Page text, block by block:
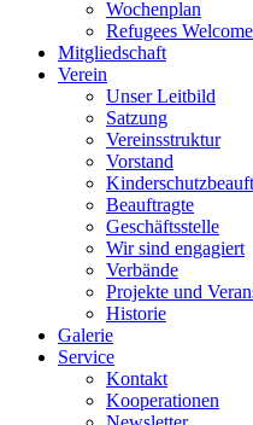
Wochenplan
Refugees
Mitgliedschaft
Verein
Unser Leitbild
Satzung
Vereinsstruktur
Vorstand
Beauftragte
Geschäftsstelle
Wir sind engagiert
Verbände
Projekte und
Historie
Galerie
Service
Kontakt
Kooperationen